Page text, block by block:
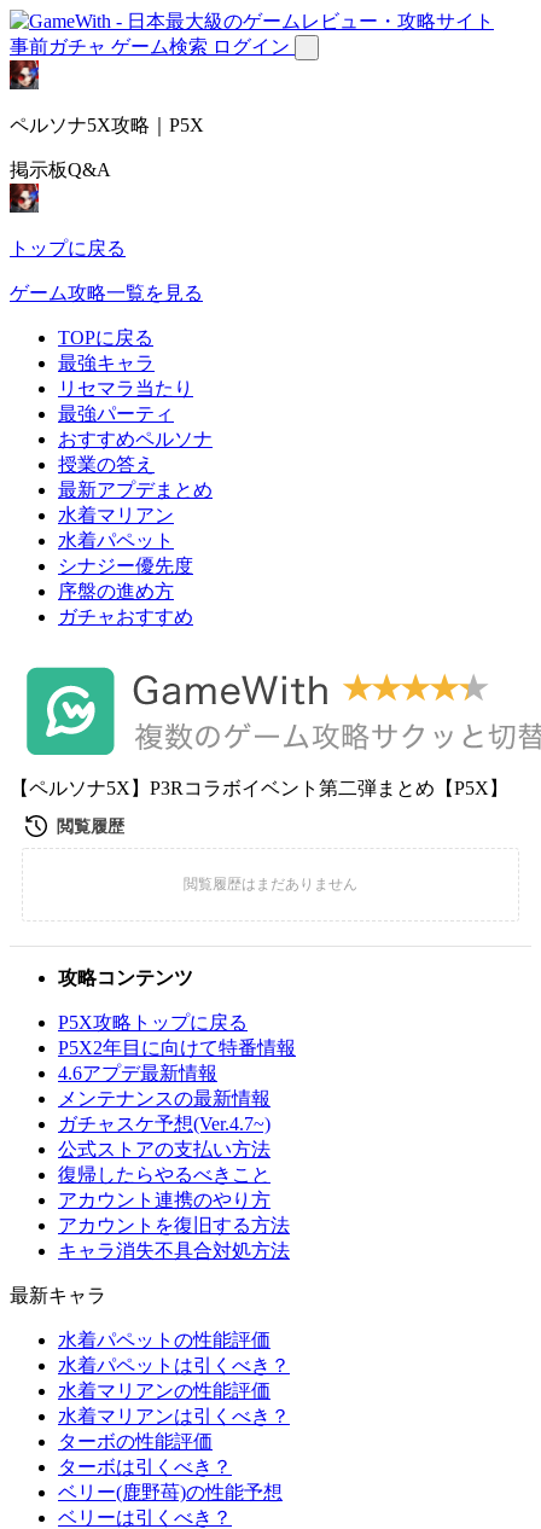
事前ガチャ ゲーム検索 ログイン
ペルソナ5X攻略｜P5X
掲示板Q&A
トップに戻る
ゲーム攻略一覧を見る
TOPに戻る
最強キャラ
リセマラ当たり
最強パーティ
おすすめペルソナ
授業の答え
最新アプデまとめ
水着マリアン
水着パペット
シナジー優先度
序盤の進め方
ガチャおすすめ
【ペルソナ5X】P3Rコラボイベント第二弾まとめ【P5X】
攻略コンテンツ
P5X攻略トップに戻る
P5X2年目に向けて特番情報
4.6アプデ最新情報
メンテナンスの最新情報
ガチャスケ予想(Ver.4.7~)
公式ストアの支払い方法
復帰したらやるべきこと
アカウント連携のやり方
アカウントを復旧する方法
キャラ消失不具合対処方法
最新キャラ
水着パペットの性能評価
水着パペットは引くべき？
水着マリアンの性能評価
水着マリアンは引くべき？
ターボの性能評価
ターボは引くべき？
ベリー(鹿野苺)の性能予想
ベリーは引くべき？